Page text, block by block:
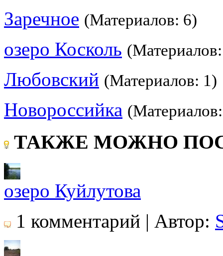
Заречное (Материалов: 6)
озеро Косколь
Любовский (Материалов: 1)
Новороссийка
ТАКЖЕ МОЖНО
озеро Куйлутова
1 комментарий | Автор: